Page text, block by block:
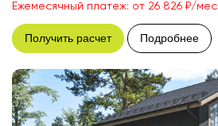
Ежемесячный платеж: от 26 826 ₽/мес
Получить расчет Подробнее